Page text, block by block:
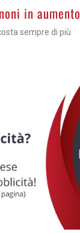
in aumento
sempre di più